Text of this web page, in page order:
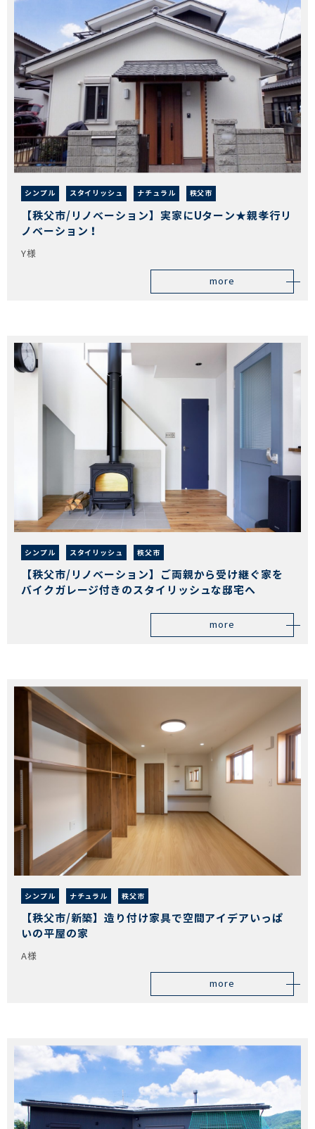
シンプル スタイリッシュ ナチュラル 秩父市
【秩父市/リノベーション】実家にUターン★親孝行リ
ノベーション！
Y様
more
シンプル スタイリッシュ 秩父市
【秩父市/リノベーション】ご両親から受け継ぐ家を
バイクガレージ付きのスタイリッシュな邸宅へ
more
シンプル ナチュラル 秩父市
【秩父市/新築】造り付け家具で空間アイデアいっぱ
いの平屋の家
A様
more